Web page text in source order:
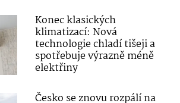
Konec klasických
klimatizací: Nová
technologie chladí tišeji a
spotřebuje výrazně méně
elektřiny
Česko se znovu rozpálí na